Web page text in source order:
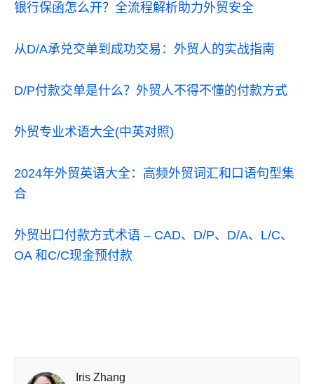
银行保函怎么开？全流程解析助力外贸安全
从D/A承兑交单到成功交易：外贸人的实战指南
D/P付款交单是什么？外贸人不得不懂的付款方式
外贸专业术语大全(中英对照)
2024年外贸英语大全：高频外贸词汇和口语句型集
合
外贸出口付款方式术语 – CAD、D/P、D/A、L/C、
OA 和C/C现金预付款
Iris Zhang